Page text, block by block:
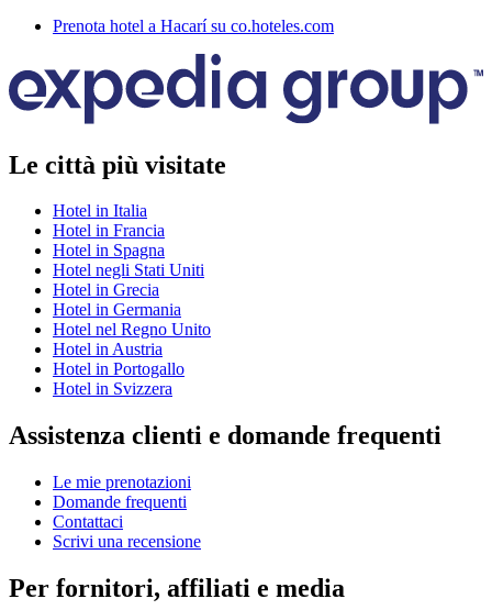
Prenota hotel a Hacarí su co.hoteles.com
Le città più visitate
Hotel in Italia
Hotel in Francia
Hotel in Spagna
Hotel negli Stati Uniti
Hotel in Grecia
Hotel in Germania
Hotel nel Regno Unito
Hotel in Austria
Hotel in Portogallo
Hotel in Svizzera
Assistenza clienti e domande frequenti
Le mie prenotazioni
Domande frequenti
Contattaci
Scrivi una recensione
Per fornitori, affiliati e media